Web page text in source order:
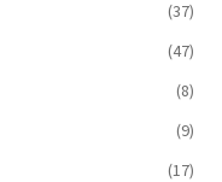
(37)
(47)
(8)
(9)
(17)